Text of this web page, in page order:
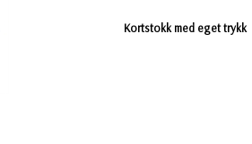
Kortstokk med eget trykk